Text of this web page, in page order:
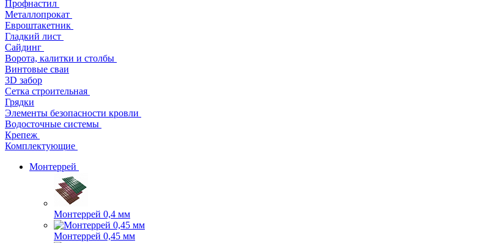
Профнастил
Металлопрокат
Евроштакетник
Гладкий лист
Сайдинг
Ворота, калитки и столбы
Винтовые сваи
3D забор
Сетка строительная
Грядки
Элементы безопасности кровли
Водосточные системы
Крепеж
Комплектующие
Монтеррей
Монтеррей 0,4 мм
Монтеррей 0,45 мм